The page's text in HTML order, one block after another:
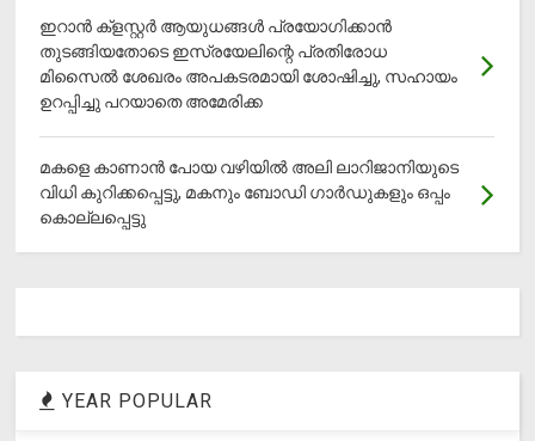
ഇറാന്‍ ക്‌ളസ്റ്റര്‍ ആയുധങ്ങള്‍ പ്രയോഗിക്കാന്‍
തുടങ്ങിയതോടെ ഇസ്രയേലിന്റെ പ്രതിരോധ
മിസൈല്‍ ശേഖരം അപകടരമായി ശോഷിച്ചു, സഹായം
ഉറപ്പിച്ചു പറയാതെ അമേരിക്ക
മകളെ കാണാന്‍ പോയ വഴിയില്‍ അലി ലാറിജാനിയുടെ
വിധി കുറിക്കപ്പെട്ടു, മകനും ബോഡി ഗാര്‍ഡുകളും ഒപ്പം
കൊല്ലപ്പെട്ടു
YEAR POPULAR